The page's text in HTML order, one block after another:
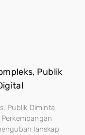
Publik
Publik Diminta
lanskap